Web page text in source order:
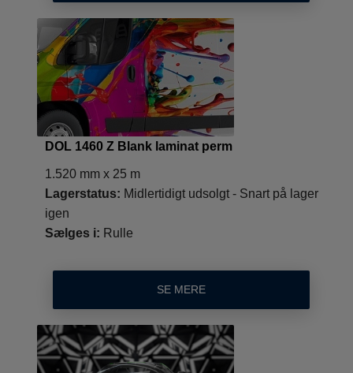
DOL 1460 Z Blank laminat perm
1.520 mm x 25 m
Lagerstatus: Midlertidigt udsolgt - Snart på lager
igen
Sælges i: Rulle
SE MERE